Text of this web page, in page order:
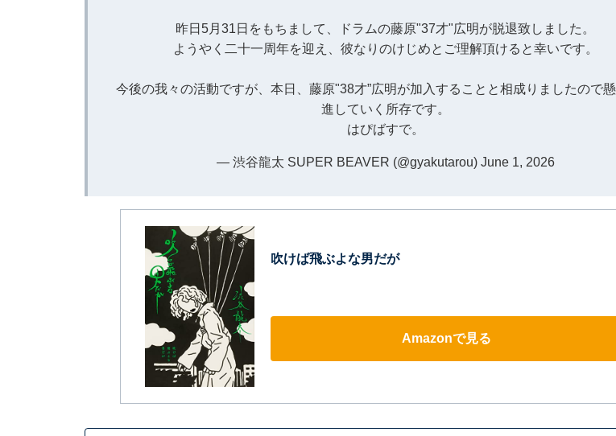
昨日5月31日をもちまして、ドラムの藤原"37才"広明が脱退致しました。
ようやく二十一周年を迎え、彼なりのけじめとご理解頂けると幸いです。
今後の我々の活動ですが、本日、藤原"38才”広明が加入することと相成りましたので
進していく所存です。
はぴばすで。
— 渋谷龍太 SUPER BEAVER (@gyakutarou) June 1, 2026
吹けば飛ぶよな男だが
Amazonで見る